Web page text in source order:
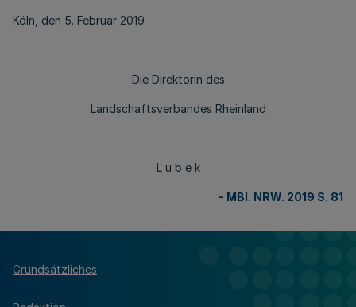
Köln, den 5. Februar 2019
Die Direktorin des
Landschaftsverbandes Rheinland
L u b e k
- MBl. NRW. 2019 S. 81
Grundsätzliches